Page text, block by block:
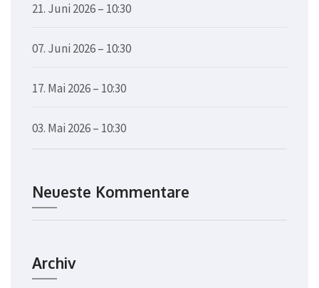
21. Juni 2026 – 10:30
07. Juni 2026 – 10:30
17. Mai 2026 – 10:30
03. Mai 2026 – 10:30
Neueste Kommentare
Archiv